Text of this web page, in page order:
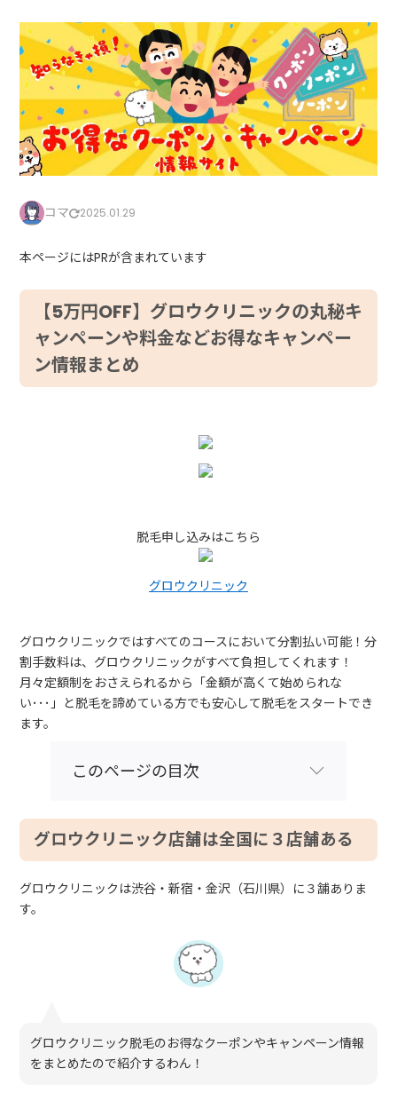
コマ 2025.01.29
本ページにはPRが含まれています
【5万円OFF】グロウクリニックの丸秘キ
ャンペーンや料金などお得なキャンペー
ン情報まとめ
脱毛申し込みはこちら
グロウクリニック
グロウクリニックではすべてのコースにおいて分割払い可能！分
割手数料は、グロウクリニックがすべて負担してくれます！
月々定額制をおさえられるから「金額が高くて始められな
い･･･」と脱毛を諦めている方でも安心して脱毛をスタートでき
ます。
このページの目次
グロウクリニック店舗は全国に３店舗ある
グロウクリニックは渋谷・新宿・金沢（石川県）に３舗ありま
す。
グロウクリニック脱毛のお得なクーポンやキャンペーン情報
をまとめたので紹介するわん！